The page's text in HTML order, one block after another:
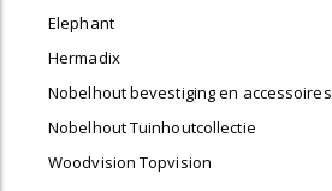
Elephant
Hermadix
Nobelhout bevestiging en accessoires
Nobelhout Tuinhoutcollectie
Woodvision Topvision